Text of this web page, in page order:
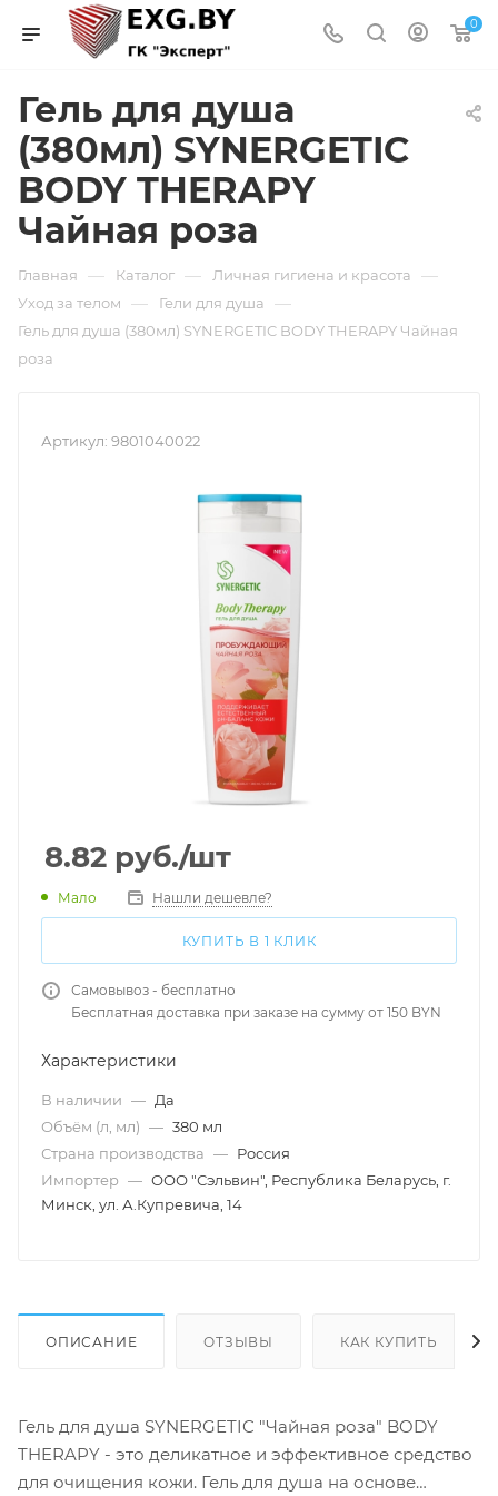
0
Гель для душа
(380мл) SYNERGETIC
BODY THERAPY
Чайная роза
Главная — Каталог — Личная гигиена и красота —
Уход за телом — Гели для душа —
Гель для душа (380мл) SYNERGETIC BODY THERAPY Чайная
роза
Артикул: 9801040022
8.82 руб./шт
Мало Нашли дешевле?
КУПИТЬ В 1 КЛИК
Самовывоз - бесплатно
Бесплатная доставка при заказе на сумму от 150 BYN
Характеристики
В наличии — Да
Объём (л, мл) — 380 мл
Страна производства — Россия
Импортер — ООО "Сэльвин", Республика Беларусь, г.
Минск, ул. А.Купревича, 14
ОПИСАНИЕ ОТЗЫВЫ КАК КУПИТЬ
Гель для душа SYNERGETIC "Чайная роза" BODY
THERAPY - это деликатное и эффективное средство
для очищения кожи. Гель для душа на основе